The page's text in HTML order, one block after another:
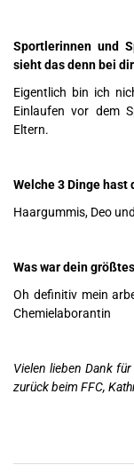
Sportlerinnen und
sieht das denn bei
Eigentlich bin ich
Einlaufen vor dem
Eltern.
Welche 3 Dinge
Haargummis, Deo
Was war dein
Oh definitiv mein
Chemielaborantin
Vielen lieben Dank
zurück beim FFC,